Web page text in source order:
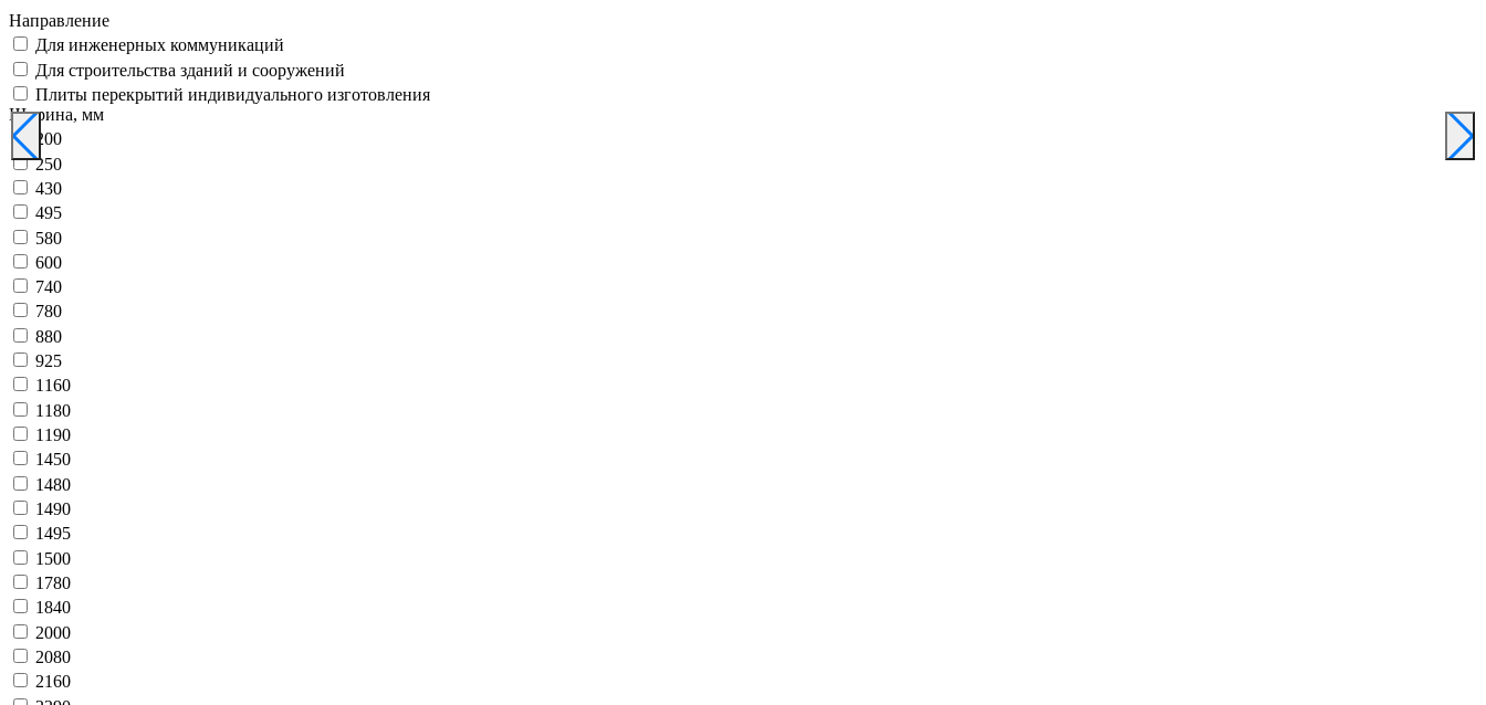
Направление
Для инженерных коммуникаций
Для строительства зданий и сооружений
Плиты перекрытий индивидуального изготовления
Ширина, мм
200
250
430
495
580
600
740
780
880
925
1160
1180
1190
1450
1480
1490
1495
1500
1780
1840
2000
2080
2160